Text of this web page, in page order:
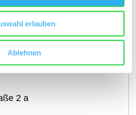
erlauben
Ablehnen
auf Karte anzeigen
2 a